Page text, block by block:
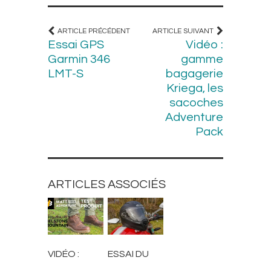
ARTICLE PRÉCÉDENT
Essai GPS
Garmin 346
LMT-S
ARTICLE SUIVANT
Vidéo :
gamme
bagagerie
Kriega, les
sacoches
Adventure
Pack
ARTICLES ASSOCIÉS
BOTTES ET
CHAUSSURES
VIDÉO :
CASQUES
ESSAI DU